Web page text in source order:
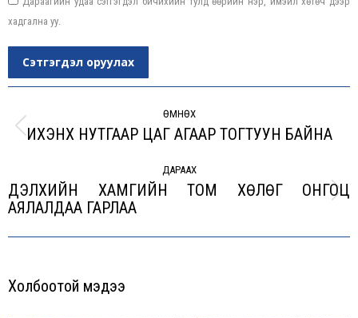
хадгална уу.
Сэтгэгдэл оруулах
navigation
ӨМНӨХ
Previous
ИХЭНХ НУТГААР ЦАГ АГААР ТОГТУУН БАЙНА
ДАРААХ
Next
ДЭЛХИЙН ХАМГИЙН ТОМ ХӨЛӨГ ОНГОЦ
АЯЛАЛДАА ГАРЛАА
Холбоотой мэдээ